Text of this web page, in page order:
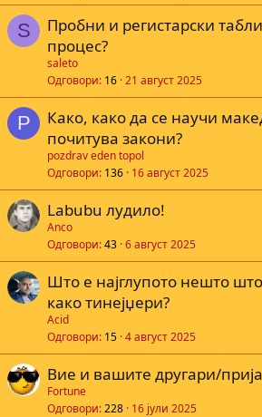
S
Пробни и регистарски
процес?
saleto
Одговори 16 21 август 2025
P
Како, како да се научи
почитува закони?
pozdrav eden topol
Одговори 136 16 август 2025
Labubu лудило!
Anco
Одговори 43 6 август 2025
Што е најглупото нешто
како тинејџери?
Acid
Одговори 15 4 август 2025
Вие и вашите другари/
Fortune
Одговори 228 16 јули 2025